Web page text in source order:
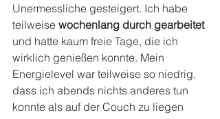
Unermessliche gesteigert. Ich habe
teilweise wochenlang durch gearbeitet
und hatte kaum freie Tage, die ich
wirklich genießen konnte. Mein
Energielevel war teilweise so niedrig,
dass ich abends nichts anderes tun
konnte als auf der Couch zu liegen